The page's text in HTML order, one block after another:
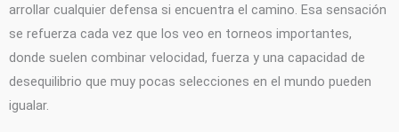
arrollar cualquier defensa si encuentra el camino. Esa sensación
se refuerza cada vez que los veo en torneos importantes,
donde suelen combinar velocidad, fuerza y una capacidad de
desequilibrio que muy pocas selecciones en el mundo pueden
igualar.